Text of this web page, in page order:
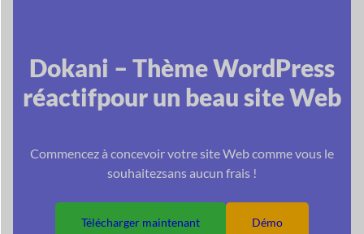
Dokani – Thème WordPress
réactifpour un beau site Web
Commencez à concevoir votre site Web comme vous le
souhaitezsans aucun frais !
Télécharger maintenant Démo